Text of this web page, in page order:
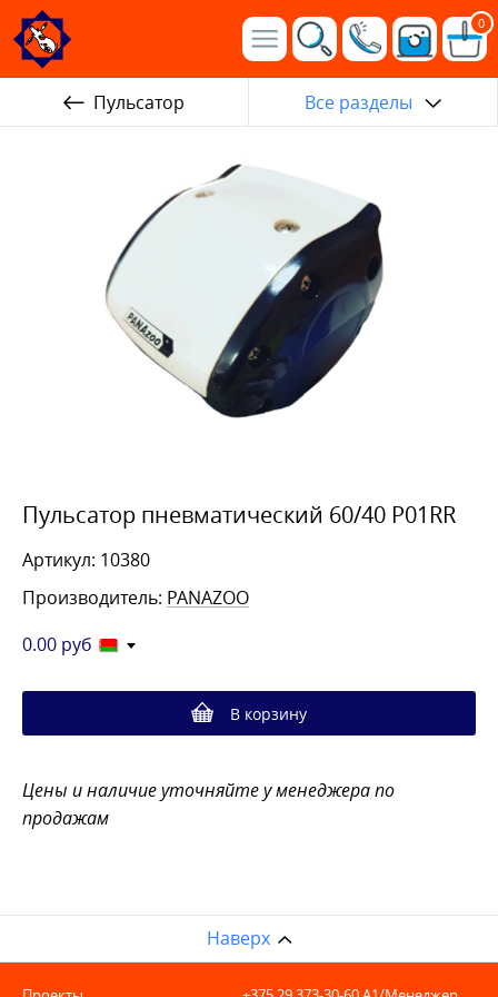
0
Пульсатор Все разделы
Пульсатор пневматический 60/40 P01RR
Артикул: 10380
Производитель: PANAZOO
0.00 руб
В корзину
Цены и наличие уточняйте у менеджера по
продажам
Наверх